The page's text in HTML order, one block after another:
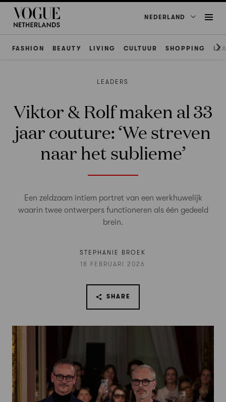
NEDERLAND
FASHION BEAUTY LIVING CULTUUR SHOPPING
LEADERS
Viktor & Rolf maken al 33
jaar couture: ‘We streven
naar het sublieme’
Een zeldzaam intiem portret van een werkhuwelijk
waarin twee ontwerpers functioneren als één gedeeld
brein.
STEPHANIE BROEK
18 FEBRUARI 2026
SHARE